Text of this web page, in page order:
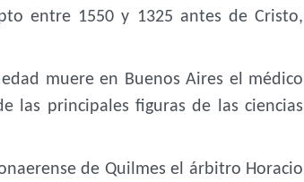
entre 1550 y 1325 antes de Cristo,
edad muere en Buenos Aires el médico
las principales figuras de las ciencias
de Quilmes el árbitro Horacio